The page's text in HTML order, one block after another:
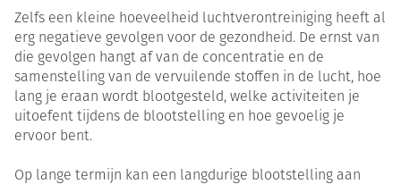
Zelfs een kleine hoeveelheid luchtverontreiniging heeft al
erg negatieve gevolgen voor de gezondheid. De ernst van
die gevolgen hangt af van de concentratie en de
samenstelling van de vervuilende stoffen in de lucht, hoe
lang je eraan wordt blootgesteld, welke activiteiten je
uitoefent tijdens de blootstelling en hoe gevoelig je
ervoor bent.
Op lange termijn kan een langdurige blootstelling aan